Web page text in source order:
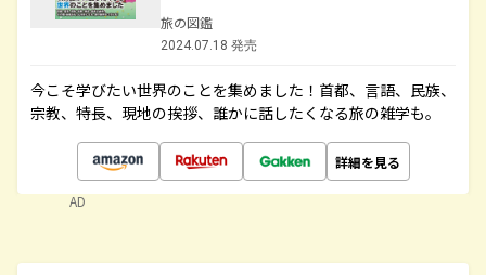
旅の図鑑
2024.07.18 発売
今こそ学びたい世界のことを集めました！首都、言語、民族、
宗教、特長、現地の挨拶、誰かに話したくなる旅の雑学も。
詳細を見る
AD